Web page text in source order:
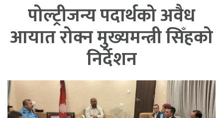
पोल्ट्रीजन्य पदार्थको अवैध
आयात रोक्न मुख्यमन्त्री सिँहको
निर्देशन